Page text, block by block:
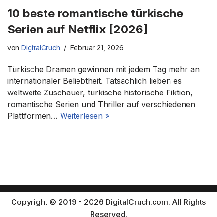
10 beste romantische türkische
Serien auf Netflix [2026]
von DigitalCruch Februar 21, 2026
Türkische Dramen gewinnen mit jedem Tag mehr an
internationaler Beliebtheit. Tatsächlich lieben es
weltweite Zuschauer, türkische historische Fiktion,
romantische Serien und Thriller auf verschiedenen
Plattformen… Weiterlesen »
Copyright © 2019 - 2026 DigitalCruch.com. All Rights
Reserved.